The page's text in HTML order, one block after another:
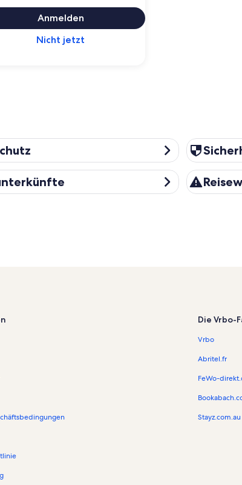
Anmelden
Nicht jetzt
Sicherheit
Die Vrbo-
Vrbo
Abritel.fr
FeWo-
Stayz.com.au